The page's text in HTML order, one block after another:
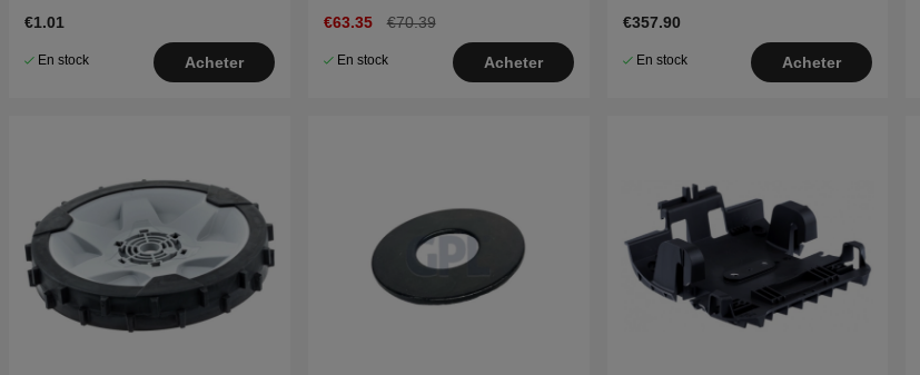
€1.01
En stock Acheter
€63.35
€70.39
En stock Acheter
€357.90
En stock Acheter